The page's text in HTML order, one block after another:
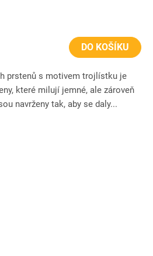
DO KOŠÍKU
prstenů s motivem trojlístku je
které milují jemné, ale zároveň
navrženy tak, aby se daly...